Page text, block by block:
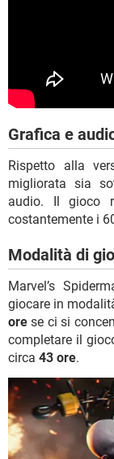
Grafica e
Rispetto alla
migliorata sia
audio. Il gioco
costantemente i
Modalità di
Marvel’s
giocare in
ore se ci si
completare il
circa 43 ore.